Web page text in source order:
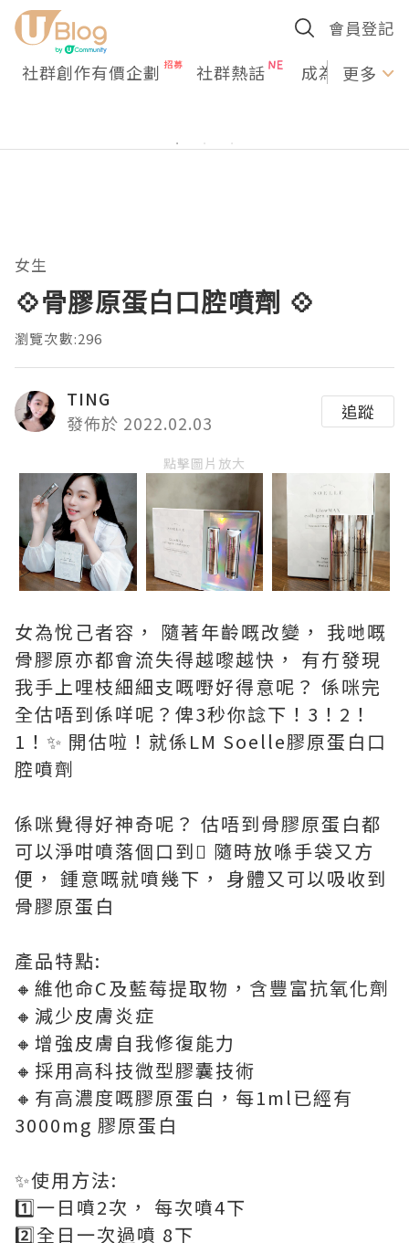
會員登記
社群創作有價企劃 社群熱話 成為U更多
女生
💠骨膠原蛋白口腔噴劑 💠
瀏覽次數:296
TING
發佈於 2022.02.03
追蹤
點擊圖片放大
女為悅己者容， 隨著年齡嘅改變， 我哋嘅
骨膠原亦都會流失得越嚟越快， 有冇發現
我手上哩枝細細支嘅嘢好得意呢？ 係咪完
全估唔到係咩呢？俾3秒你諗下！3！2！
1！✨ 開估啦！就係LM Soelle膠原蛋白口
腔噴劑
係咪覺得好神奇呢？ 估唔到骨膠原蛋白都
可以淨咁噴落個口到 隨時放喺手袋又方
便， 鍾意嘅就噴幾下， 身體又可以吸收到
骨膠原蛋白
產品特點:
🔸維他命C及藍莓提取物，含豐富抗氧化劑
🔸減少皮膚炎症
🔸增強皮膚自我修復能力
🔸採用高科技微型膠囊技術
🔸有高濃度嘅膠原蛋白，每1ml已經有
3000mg 膠原蛋白
✨使用方法:
1️⃣一日噴2次， 每次噴4下
2️⃣全日一次過噴 8下